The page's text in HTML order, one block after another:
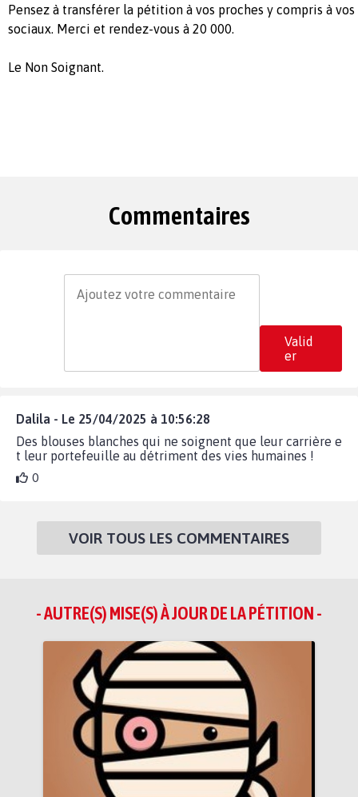
Pensez à transférer la pétition à vos proches y compris à
sociaux. Merci et rendez-vous à 20 000.
Le Non Soignant.
Commentaires
Valid
er
Dalila - Le 25/04/2025 à 10:56:28
Des blouses blanches qui ne soignent que leur carrière e
t leur portefeuille au détriment des vies humaines !
0
VOIR TOUS LES COMMENTAIRES
- AUTRE(S) MISE(S) À JOUR DE LA PÉTITION -